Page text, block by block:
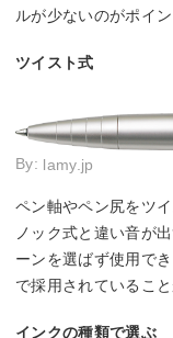
ルが少ないのがポイン
ツイスト式
By: lamy.jp
ペン軸やペン尻をツ
ノック式と違い音が
ーンを選ばず使用で
で採用されているこ
インクの種類で選ぶ